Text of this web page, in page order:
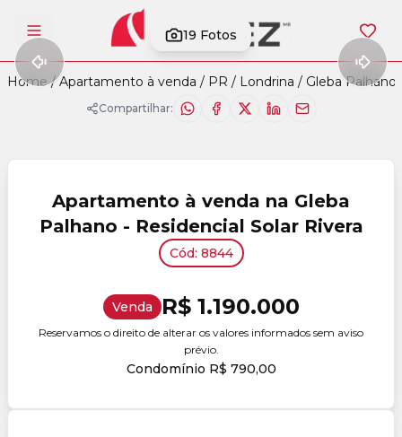
Abrir menu 19 Fotos
Home / Apartamento à venda / PR / Londrina / Gleba Palhano
Compartilhar:
Apartamento à venda na Gleba
Palhano - Residencial Solar Rivera
Cód: 8844
Venda R$ 1.190.000
Reservamos o direito de alterar os valores informados sem aviso
prévio.
Condomínio R$ 790,00